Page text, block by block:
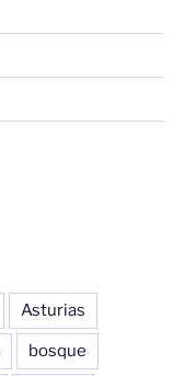
Asturias
bosque